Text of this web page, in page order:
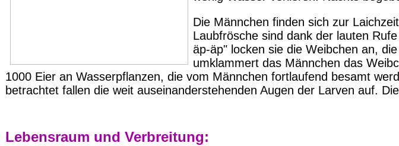
Die Männchen finden sich zur
Laubfrösche sind dank der lauten
äp-äp" locken sie die Weibchen an,
umklammert das Männchen das
1000 Eier an Wasserpflanzen, die vom Männchen fortlaufend besamt
betrachtet fallen die weit auseinanderstehenden Augen der Larven auf.
Lebensraum und Verbreitung: